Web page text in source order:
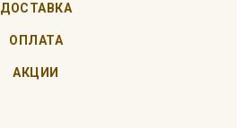
ДОСТАВКА
ОПЛАТА
АКЦИИ